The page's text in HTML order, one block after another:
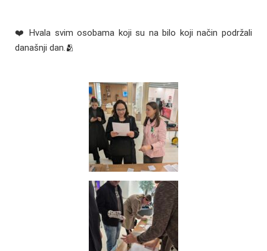
❤️ Hvala svim osobama koji su na bilo koji način podržali
današnji dan.🫂